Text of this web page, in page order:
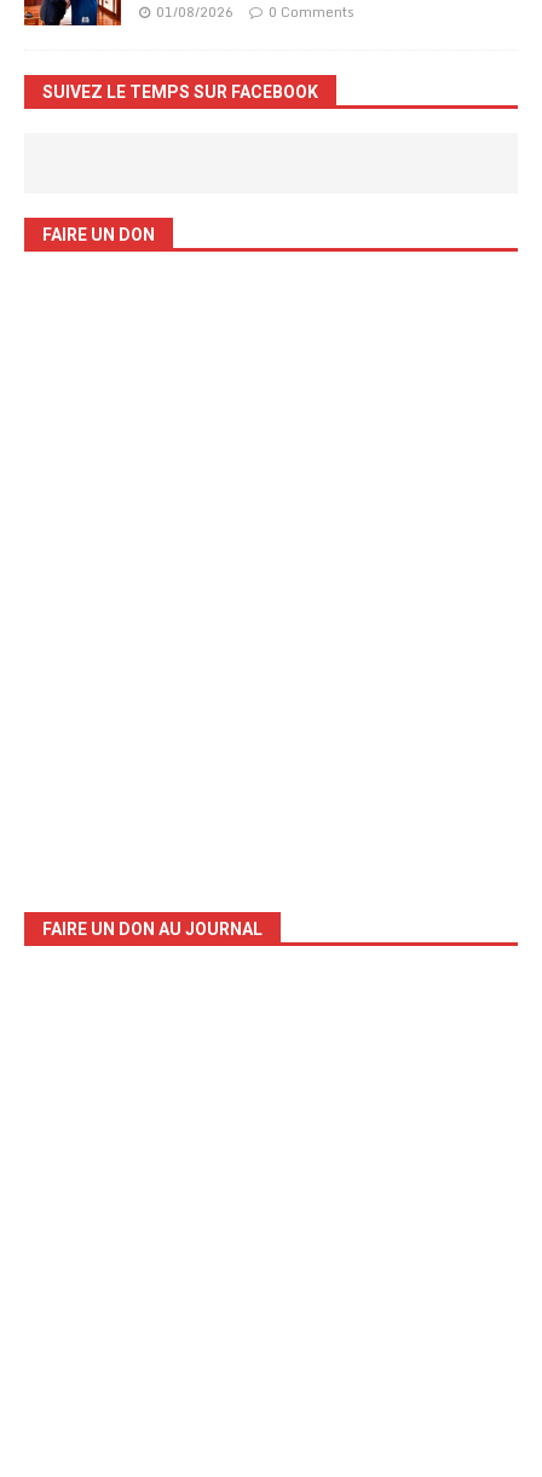
01/08/2026 0 Comments
SUIVEZ LE TEMPS SUR FACEBOOK
FAIRE UN DON
FAIRE UN DON AU JOURNAL